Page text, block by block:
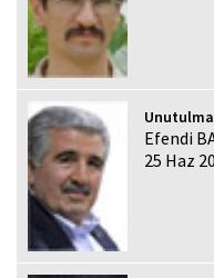
Efendi
25 Haz